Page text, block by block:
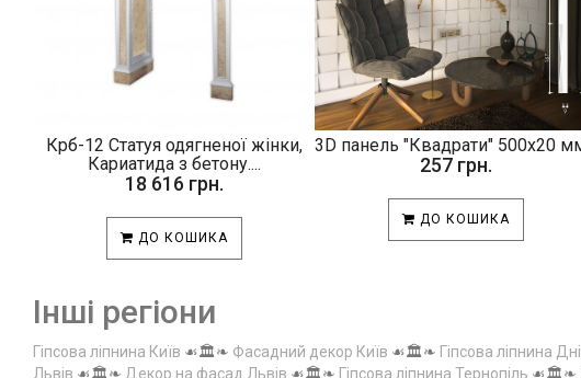
Крб-12 Статуя одягненої жінки,
Кариатида з бетону....
18 616 грн.
ДО КОШИКА
3D панель "Квадрати" 500х20
257 грн.
ДО КОШИКА
Інші регіони
Гіпсова ліпнина Київ ☙🏛️❧ Фасадний декор Київ ☙🏛️❧ Гіпсова ліпнина
Львів ☙🏛️❧ Декор на фасад Львів ☙🏛️❧ Гіпсова ліпнина Тернопіль ☙🏛️❧